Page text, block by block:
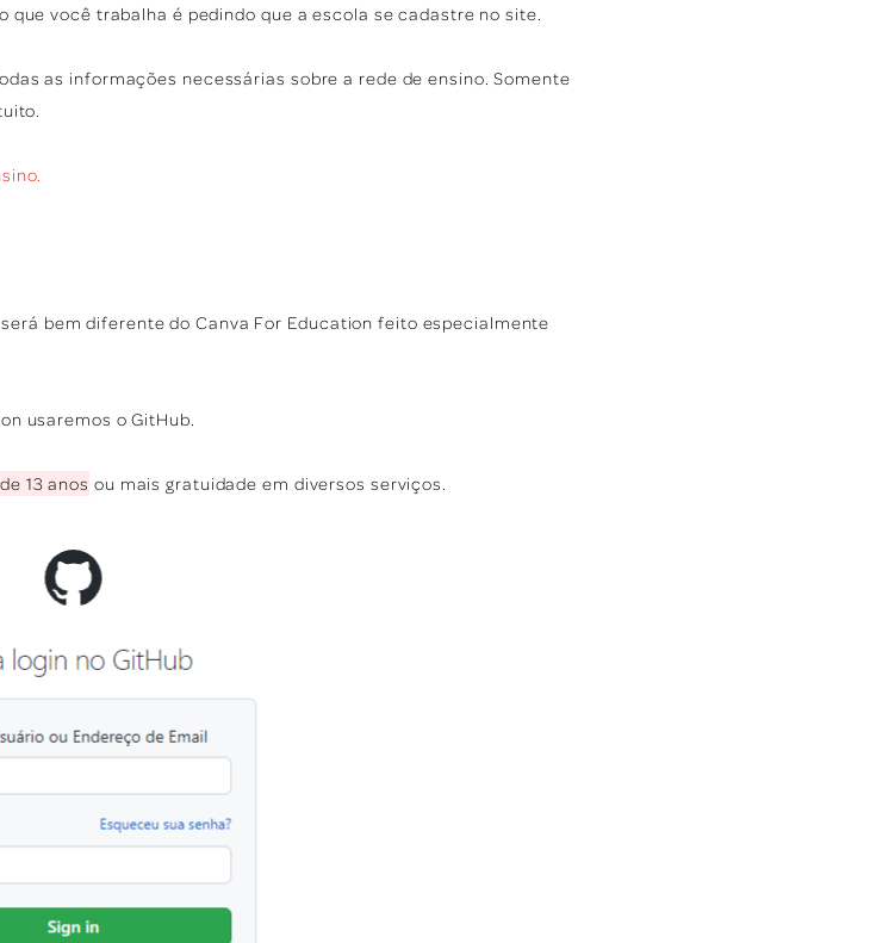
você trabalha é pedindo que a escola se cadastre no site.
as informações necessárias sobre a rede de ensino. Somente
bem diferente do Canva For Education feito especialmente
usaremos o GitHub.
13 anos ou mais gratuidade em diversos serviços.